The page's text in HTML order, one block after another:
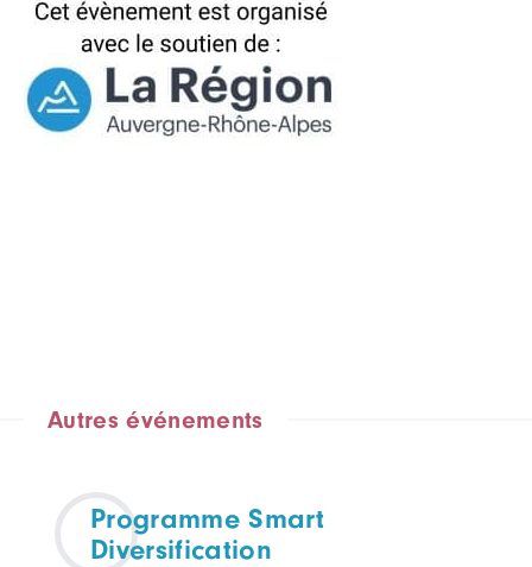
Autres événements
Programme Smart
Diversification